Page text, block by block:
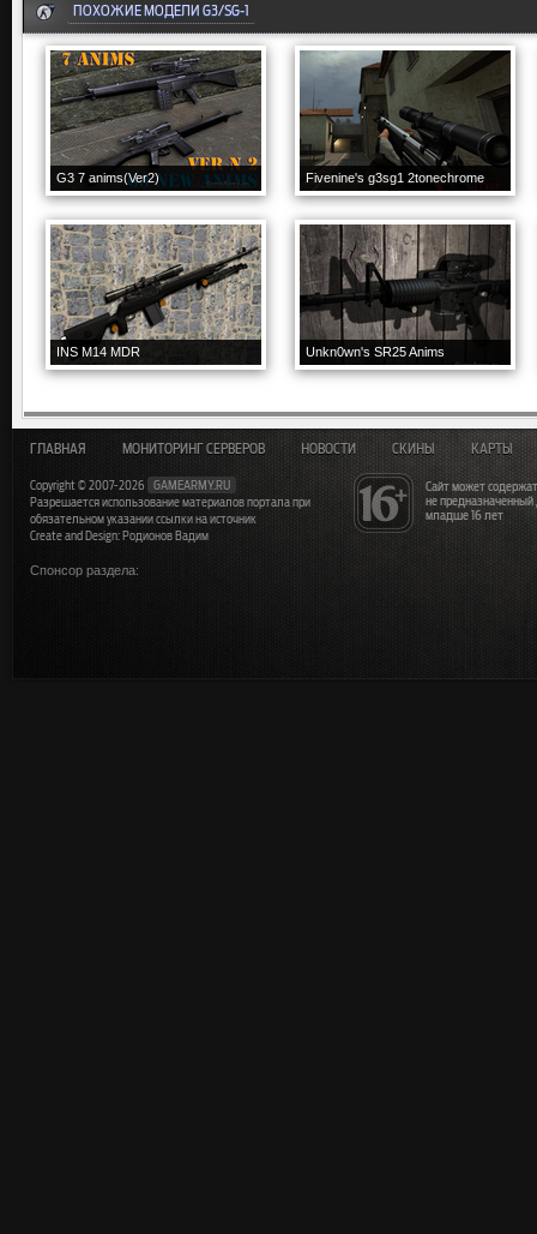
ПОХОЖИЕ МОДЕЛИ G3/SG-1
G3 7 anims(Ver2) Fivenine's g3sg1 2tonechrome
INS M14 MDR Unkn0wn's SR25 Anims
Сайт может
не
младше 16 лет
ГЛАВНАЯ МОНИТОРИНГ СЕРВЕРОВ НОВОСТИ СКИНЫ КАРТЫ
Copyright © 2007-2026
GAMEARMY.RU
Разрешается использование материалов портала при
обязательном указании ссылки на источник
Create and Design: Родионов Вадим
Спонсор раздела: